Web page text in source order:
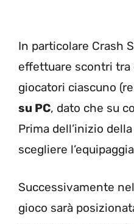
In particolare Crash
effettuare scontri tra
giocatori ciascuno
su PC, dato che su
Prima dell’inizio
scegliere
Successivamente
gioco sarà